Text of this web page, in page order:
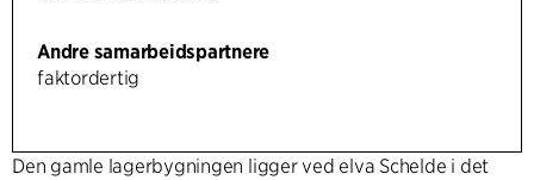
Andre samarbeidspartnere
faktordertig
Den gamle lagerbygningen ligger ved elva Schelde i det